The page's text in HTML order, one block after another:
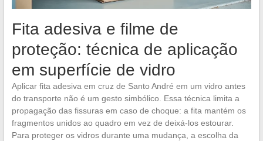
Fita adesiva e filme de
proteção: técnica de aplicação
em superfície de vidro
Aplicar fita adesiva em cruz de Santo André em um vidro antes
do transporte não é um gesto simbólico. Essa técnica limita a
propagação das fissuras em caso de choque: a fita mantém os
fragmentos unidos ao quadro em vez de deixá-los estourar.
Para proteger os vidros durante uma mudança, a escolha da